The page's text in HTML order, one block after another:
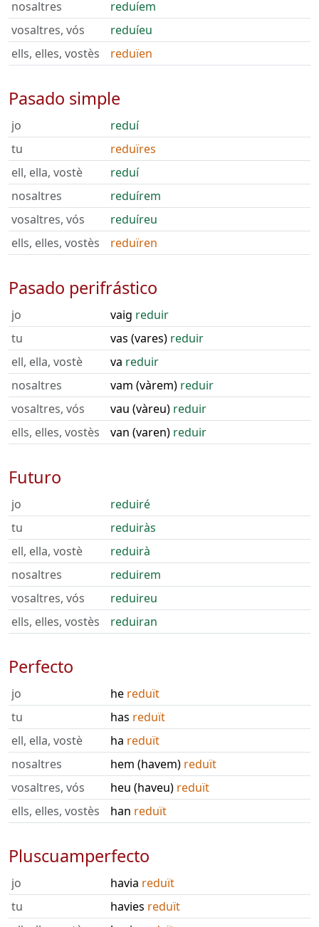
nosaltres
reduíem
vosaltres, vós
reduíeu
ells, elles, vostès
reduïen
Pasado simple
jo
reduí
tu
reduïres
ell, ella, vostè
reduí
nosaltres
reduírem
vosaltres, vós
reduíreu
ells, elles, vostès
reduïren
Pasado perifrástico
jo vaig reduir
tu
vas (vares) reduir
ell, ella, vostè
va reduir
nosaltres
vam (vàrem) reduir
vosaltres, vós
vau (vàreu) reduir
ells, elles, vostès
van (varen) reduir
Futuro
jo
reduiré
tu
reduiràs
ell, ella, vostè
reduirà
nosaltres
reduirem
vosaltres, vós
reduireu
ells, elles, vostès
reduiran
Perfecto
jo he reduït
tu
has reduït
ell, ella, vostè
ha reduït
nosaltres
hem (havem) reduït
vosaltres, vós
heu (haveu) reduït
ells, elles, vostès
han reduït
Pluscuamperfecto
jo havia reduït
tu
havies reduït